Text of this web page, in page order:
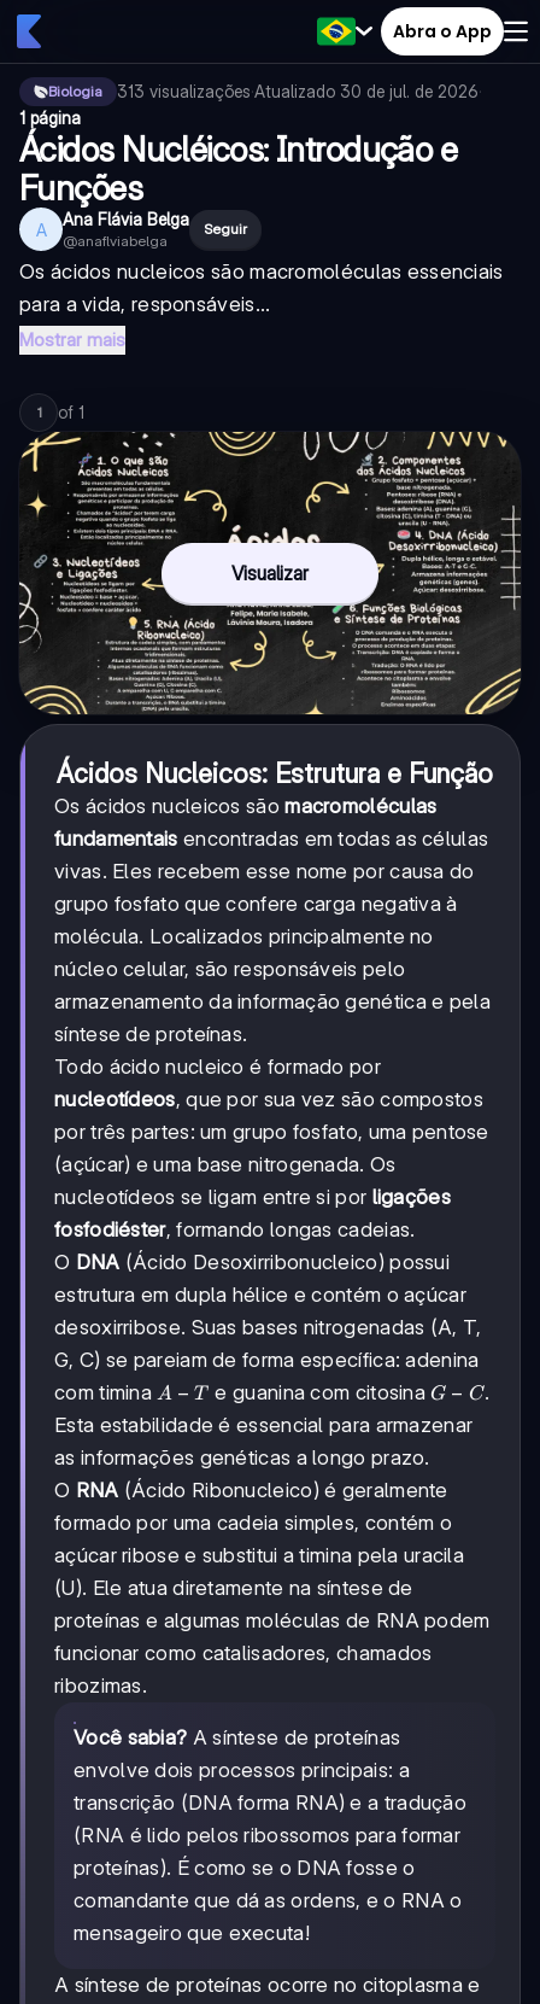
Abra o App
Biologia 313 visualizações·Atualizado 30 de jul. de 2026·
1 página
Ácidos Nucléicos: Introdução e
Funções
A Ana Flávia Belga
@anaflviabelga
Seguir
Os ácidos nucleicos são macromoléculas essenciais
para a vida, responsáveis...
Mostrar mais
1 of 1
Visualizar
Ácidos Nucleicos: Estrutura e Função
Os ácidos nucleicos sãomacromoléculas
fundamentais encontradas em todas as células
vivas. Eles recebem esse nome por causa do
grupo fosfato que confere carga negativa à
molécula. Localizados principalmente no
núcleo celular, são responsáveis pelo
armazenamento da informação genética e pela
síntese de proteínas.
Todo ácido nucleico é formado por
nucleotídeos, que por sua vez são compostos
por três partes: um grupo fosfato, uma pentose
(açúcar) e uma base nitrogenada. Os
nucleotídeos se ligam entre si por ligações
fosfodiéster, formando longas cadeias.
O DNA (Ácido Desoxirribonucleico) possui
estrutura em dupla hélice e contém o açúcar
desoxirribose. Suas bases nitrogenadas (A, T,
G, C) se pareiam de forma específica: adenina
com timinaA
-
T
A − T e guanina com citosinaG-
C
G − C.
Esta estabilidade é essencial para armazenar
as informações genéticas a longo prazo.
O RNA (Ácido Ribonucleico) é geralmente
formado por uma cadeia simples, contém o
açúcar ribose e substitui a timina pela uracila
(U). Ele atua diretamente na síntese de
proteínas e algumas moléculas de RNA podem
funcionar como catalisadores, chamados
ribozimas.
Você sabia? A síntese de proteínas
envolve dois processos principais: a
transcrição (DNA forma RNA) e a tradução
(RNA é lido pelos ribossomos para formar
proteínas). É como se o DNA fosse o
comandante que dá as ordens, e o RNA o
mensageiro que executa!
A síntese de proteínas ocorre no citoplasma e